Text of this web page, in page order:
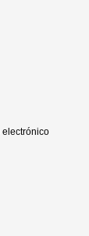
electrónico